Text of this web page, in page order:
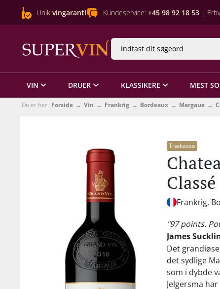
Unik vingaranti Kundeservice: +45 98 92 18 53 |
VIN DRUER KLASSIKERE MEST
Du er her: Forside Vin Frankrig Bordeaux Margaux
Trækasse
Frankrig,
"97 points.
James
Det
det sydlige
som i dybde
Jelgersma